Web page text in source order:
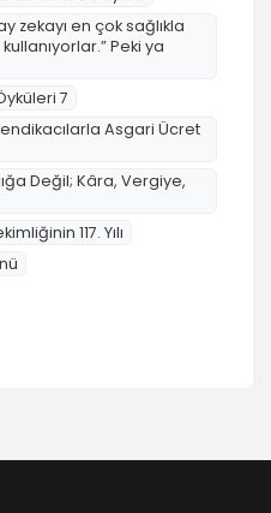
zekayı en çok sağlıkla
Peki ya
7
Asgari Ücret
Değil; Kâra, Vergiye,
117. Yılı